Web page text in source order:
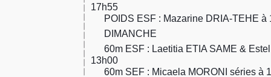
17h55
POIDS ESF : Mazarine DRIA-TEHE à
DIMANCHE
60m ESF : Laetitia ETIA SAME &
13h00
60m SEF : Micaela MORONI séries à